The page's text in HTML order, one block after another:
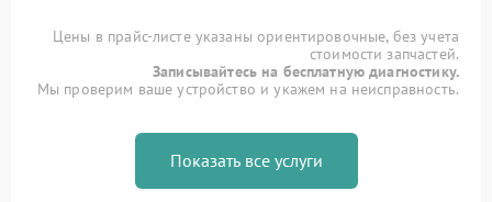
Цены в прайс-листе указаны ориентировочные, без учета
стоимости запчастей.
Записывайтесь на бесплатную диагностику.
Мы проверим ваше устройство и укажем на неисправность.
Показать все услуги